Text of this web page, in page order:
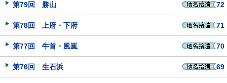
第79回 勝山 72
第78回 上府・下府 71
第77回 牛首・風嵐 70
第76回 生石浜 69